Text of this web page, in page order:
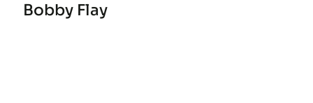
Bobby Flay